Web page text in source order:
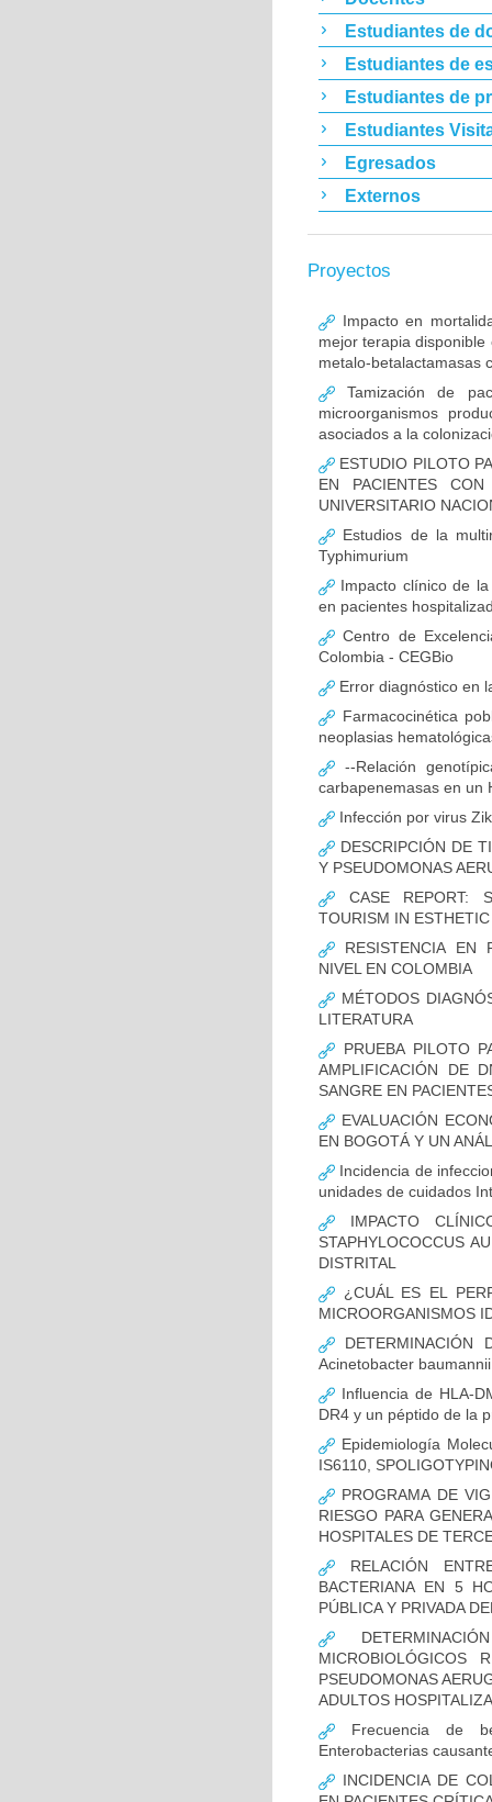
Estudiantes de
Estudiantes de
Estudiantes de
Estudiantes
Egresados
Externos
Proyectos
Impacto en
mejor terapia
metalo-betalactamasas
Tamización de
microorganismos
asociados a la
ESTUDIO PILOTO
EN PACIENTES
UNIVERSITARIO
Estudios de la
Typhimurium
Impacto clínico de
en pacientes
Centro de
Colombia - CEGBio
Error diagnóstico en
Farmacocinética
neoplasias
--Relación
carbapenemasas en un
Infección por virus
DESCRIPCIÓN DE
Y PSEUDOMONAS
CASE REPORT:
TOURISM IN
RESISTENCIA EN
NIVEL EN COLOMBIA
MÉTODOS
LITERATURA
PRUEBA PILOTO
AMPLIFICACIÓN DE
SANGRE EN
EVALUACIÓN
EN BOGOTÁ Y UN
Incidencia de
unidades de cuidados
IMPACTO
STAPHYLOCOCCUS
DISTRITAL
¿CUÁL ES EL
MICROORGANISMOS
DETERMINACIÓN
Acinetobacter
Influencia de HLA-
DR4 y un péptido de la
Epidemiología
IS6110,
PROGRAMA DE
RIESGO PARA
HOSPITALES DE
RELACIÓN
BACTERIANA EN 5
PÚBLICA Y PRIVADA
MICROBIOLÓGICOS
PSEUDOMONAS
ADULTOS
Frecuencia de
Enterobacterias
INCIDENCIA DE